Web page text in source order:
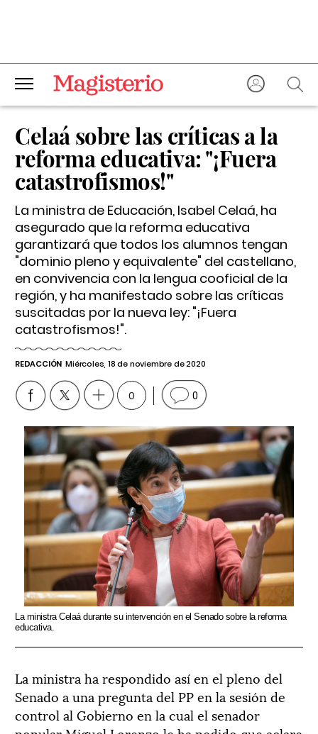
Celaá sobre las críticas a la
reforma educativa: "¡Fuera
catastrofismos!"
La ministra de Educación, Isabel Celaá, ha
asegurado que la reforma educativa
garantizará que todos los alumnos tengan
"dominio pleno y equivalente" del castellano,
en convivencia con la lengua cooficial de la
región, y ha manifestado sobre las críticas
suscitadas por la nueva ley: "¡Fuera
catastrofismos!".
REDACCIÓN Miércoles, 18 de noviembre de 2020
0 0
La ministra Celaá durante su intervención en el Senado sobre la reforma
educativa.
La ministra ha respondido así en el pleno del
Senado a una pregunta del PP en la sesión de
control al Gobierno en la cual el senador